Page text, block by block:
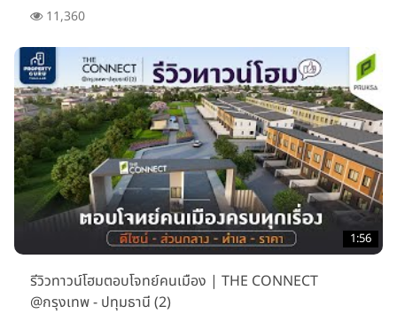
11,360
1:56
รีวิวทาวน์โฮมตอบโจทย์คนเมือง | THE CONNECT
@กรุงเทพ - ปทุมธานี (2)